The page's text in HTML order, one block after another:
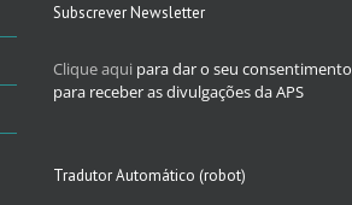
Subscrever Newsletter
Clique aqui para dar o seu consentimento
para receber as divulgações da APS
Tradutor Automático (robot)